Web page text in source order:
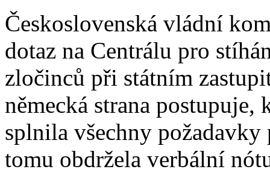
Československá vládní
dotaz na Centrálu pro
zločinců při státním
německá strana postupuje,
splnila všechny
tomu obdržela verbální